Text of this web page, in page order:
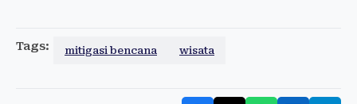
Tags: mitigasi bencana wisata